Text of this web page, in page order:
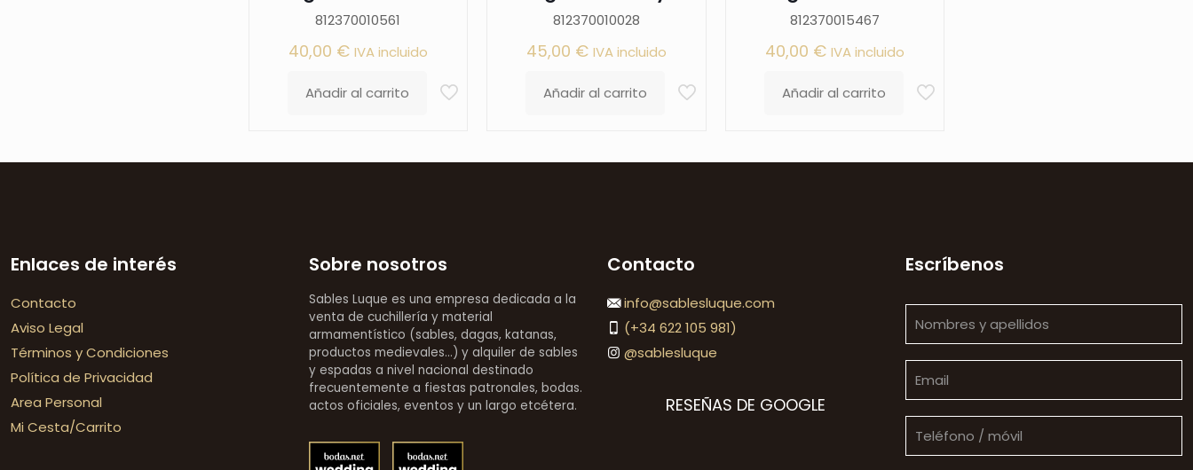
812370010561
40,00 € IVA incluido
Añadir al carrito
812370010028
45,00 € IVA incluido
Añadir al carrito
812370015467
40,00 € IVA incluido
Añadir al carrito
Enlaces de interés
Contacto
Aviso Legal
Términos y Condiciones
Política de Privacidad
Area Personal
Mi Cesta/Carrito
Sobre nosotros
Sables Luque es una empresa dedicada a la
venta de cuchillería y material
armamentístico (sables, dagas, katanas,
productos medievales...) y alquiler de sables
y espadas a nivel nacional destinado
frecuentemente a fiestas patronales, bodas.
actos oficiales, eventos y un largo etcétera.
Contacto
info@sablesluque.com
(+34 622 105 981)
@sablesluque
RESEÑAS DE GOOGLE
Escríbenos